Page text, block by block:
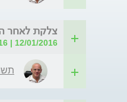
צלקת לאחר
12/01/2016 | 09:16 | מאת: dskl